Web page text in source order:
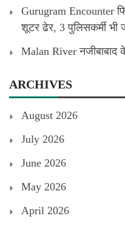
Gurugram Encounter
शूटर ढेर, 3 पुलिसकर्मी भी
Malan River नजीबाबाद
ARCHIVES
August 2026
July 2026
June 2026
May 2026
April 2026